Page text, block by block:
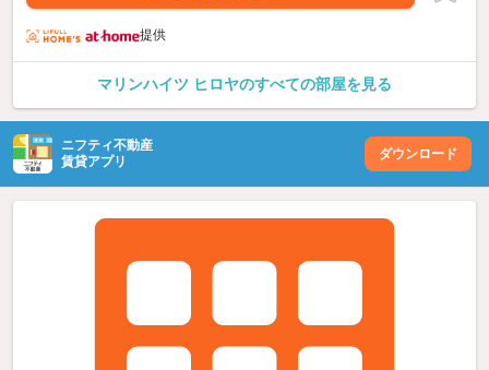
提供
マリンハイツ ヒロヤのすべての部屋を見る
ニフティ不動産
賃貸アプリ
ダウンロード